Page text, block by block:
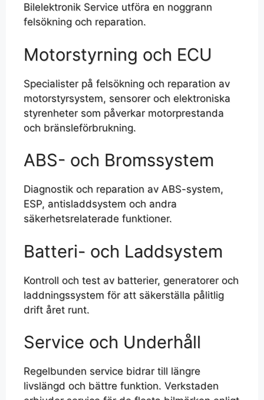
Bilelektronik Service utföra en noggrann
felsökning och reparation.
Motorstyrning och ECU
Specialister på felsökning och reparation av
motorstyrsystem, sensorer och elektroniska
styrenheter som påverkar motorprestanda
och bränsleförbrukning.
ABS- och Bromssystem
Diagnostik och reparation av ABS-system,
ESP, antisladdsystem och andra
säkerhetsrelaterade funktioner.
Batteri- och Laddsystem
Kontroll och test av batterier, generatorer och
laddningssystem för att säkerställa pålitlig
drift året runt.
Service och Underhåll
Regelbunden service bidrar till längre
livslängd och bättre funktion. Verkstaden